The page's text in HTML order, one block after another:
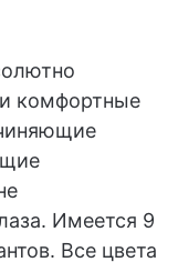
комфортные
Имеется 9
Все цвета